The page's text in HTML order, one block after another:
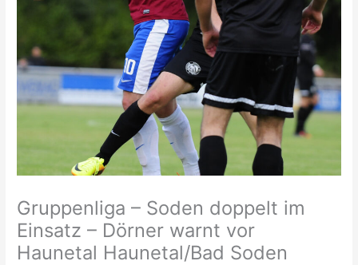
Gruppenliga – Soden doppelt im
Einsatz – Dörner warnt vor
Haunetal Haunetal/Bad Soden